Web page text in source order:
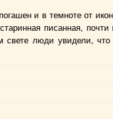
и в темноте от
писанная,
люди увидели,